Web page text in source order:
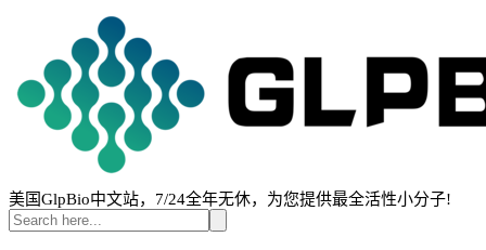
美国GlpBio中文站，7/24全年无休，为您提供最全活性小分子!